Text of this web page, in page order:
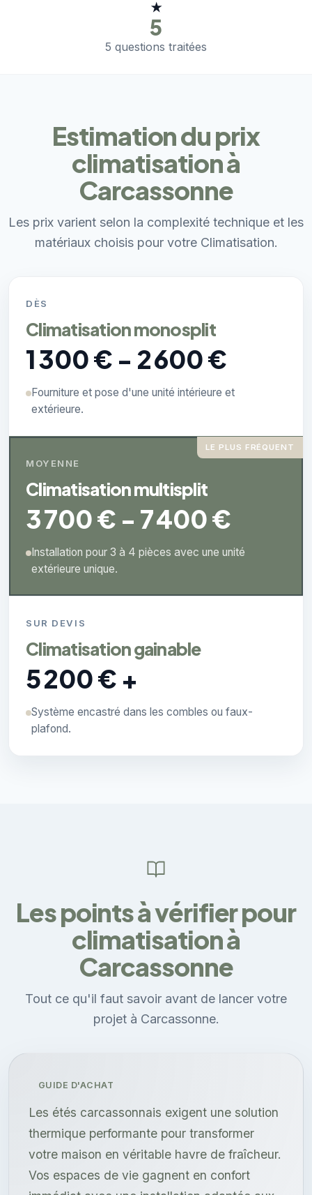
★
5
5 questions traitées
Estimation du prix
climatisation à
Carcassonne
Les prix varient selon la complexité technique et les
matériaux choisis pour votre Climatisation.
DÈS
Climatisation monosplit
1 300 € - 2 600 €
Fourniture et pose d'une unité intérieure et
extérieure.
LE PLUS FRÉQUENT
MOYENNE
Climatisation multisplit
3 700 € - 7 400 €
Installation pour 3 à 4 pièces avec une unité
extérieure unique.
SUR DEVIS
Climatisation gainable
5 200 € +
Système encastré dans les combles ou faux-
plafond.
Les points à vérifier pour
climatisation à
Carcassonne
Tout ce qu'il faut savoir avant de lancer votre
projet à Carcassonne.
GUIDE D'ACHAT
Les étés carcassonnais exigent une solution
thermique performante pour transformer
votre maison en véritable havre de fraîcheur.
Vos espaces de vie gagnent en confort